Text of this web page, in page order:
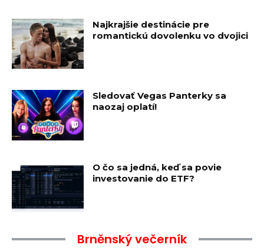
Najkrajšie destinácie pre
romantickú dovolenku vo dvojici
Sledovať Vegas Panterky sa
naozaj oplatí!
O čo sa jedná, keď sa povie
investovanie do ETF?
Brněnský večerník